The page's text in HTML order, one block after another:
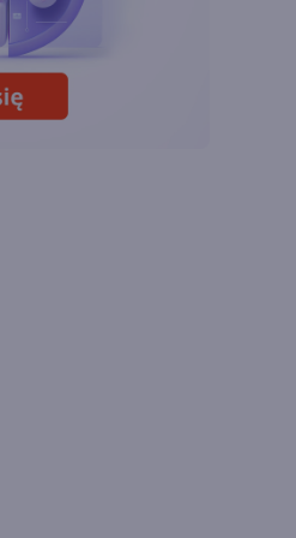
Lipcowa aktualizacja
Copilota w Excelu.
Duże zmiany dzięki
GPT i Claude Opus